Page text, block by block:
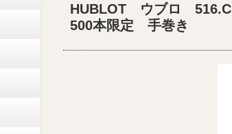
HUBLOT ウブロ
500本限定 手巻き